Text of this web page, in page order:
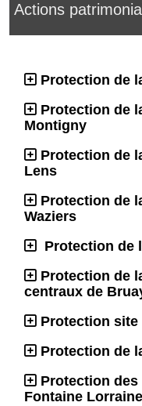
Actions
Protection de
Protection de
Montigny
Protection de
Lens
Protection de
Waziers
Protection de
Protection de
centraux de
Protection site
Protection de
Protection
Fontaine Lorraine